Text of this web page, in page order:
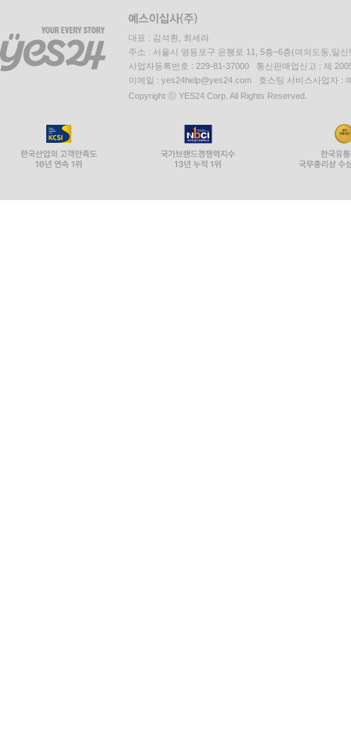
대표 : 김석환, 최세라
주소 : 서울시 영등포구 은행로 11, 5층~6층(여의도동,일신
사업자등록번호 : 229-81-37000 통신판매업신고 : 제
이메일 : yes24help@yes24.com 호스팅 서비스사업자 :
Copyright ⓒ YES24 Corp. All Rights Reserved.